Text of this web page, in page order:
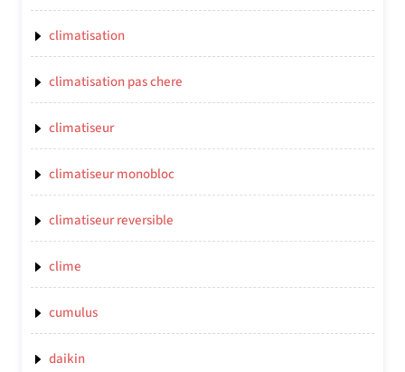
climatisation
climatisation pas chere
climatiseur
climatiseur monobloc
climatiseur reversible
clime
cumulus
daikin